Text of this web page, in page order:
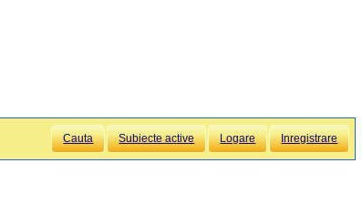
Cauta Subiecte active Logare Inregistrare